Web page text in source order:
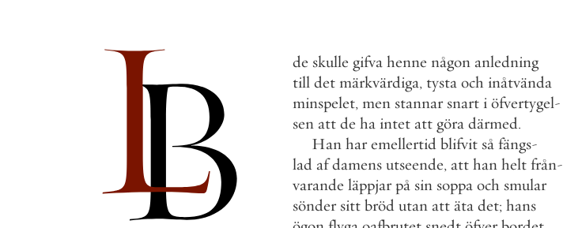
de skulle gifva henne någon anledning
till det märkvärdiga, tysta och inåtvända
minspelet, men stannar snart i öfvertygel-
sen att de ha intet att göra därmed.
Han har emellertid blifvit så fängs-
lad af damens utseende, att han helt från-
varande läppjar på sin soppa och smular
sönder sitt bröd utan att äta det; hans